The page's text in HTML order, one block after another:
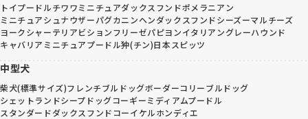
トイプードルチワワミニチュアダックスフンドポメラニアン
ミニチュアシュナウザーパグカニンヘンダックスフンドシーズーマルチーズ
ヨークシャーテリアビションフリーゼパピヨンイタリアングレーハウンド
キャバリア ミニチュアプードル狆(チン)日本スピッツ
中型犬
柴犬(標準サイズ)フレンチブルドッグボーダーコリーブルドッグ
シェットランドシープドッグコーギーミディアムプードル
スタンダードダックスフンドコーイケルホンディエ